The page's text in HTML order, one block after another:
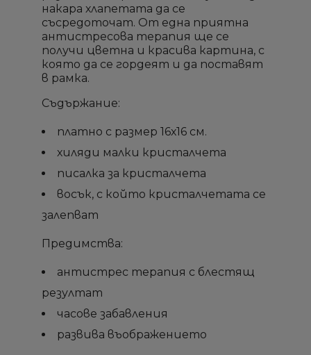
Добави към списък с
желани продукти
Създай нов списък
Създай списък
Отмени
Sign in
Необходимо е да влезете с във Вашия профил
продукти
Добави към списък с
желани продукти
Създай нов списък
Създай списък
Отмени
Sign in
Необходимо е да влезете с във Вашия профил
продукти
накара хлапетата да се
съсредоточат. От една приятна
антистресова терапия ще се
получи цветна и красива картина, с
която да се гордеят и да поставят
в рамка.
Съдържание:
платно с размер 16х16 см.
хиляди малки кристалчета
писалка за кристалчета
восък, с който кристалчетата се
залепват
Предимства:
антистрес терапия с блестящ
резултат
часове забавления
развива въображението